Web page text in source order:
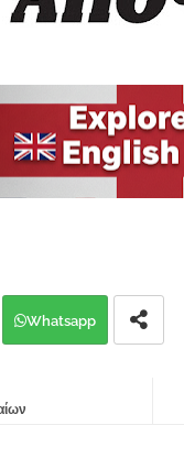
Whatsapp